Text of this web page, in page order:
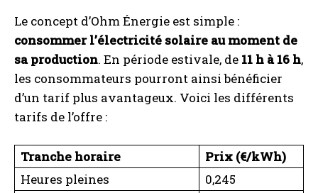
Le concept d’Ohm Énergie est simple :
consommer l’électricité solaire au moment de
sa production. En période estivale, de 11 h à 16 h,
les consommateurs pourront ainsi bénéficier
d’un tarif plus avantageux. Voici les différents
tarifs de l’offre :
Tranche horaire
Prix (€/kWh)
Heures pleines
0,245